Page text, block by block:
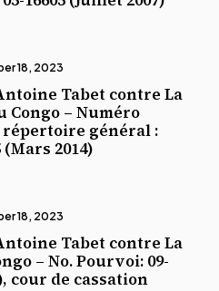
18, 2023
Tabet contre La
Congo – Numéro
général :
(Mars 2014)
18, 2023
Tabet contre La
– No. Pourvoi: 09-
cour de cassation